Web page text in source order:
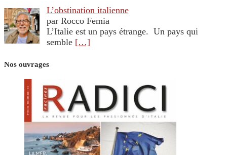
L’obstination italienne
par Rocco Femia
L’Italie est un pays étrange. Un pays qui
semble […]
Nos ouvrages